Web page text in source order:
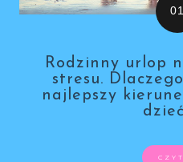
Rodzinny urlop
stresu.
najlepszy